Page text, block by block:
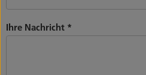
Ihre Nachricht *